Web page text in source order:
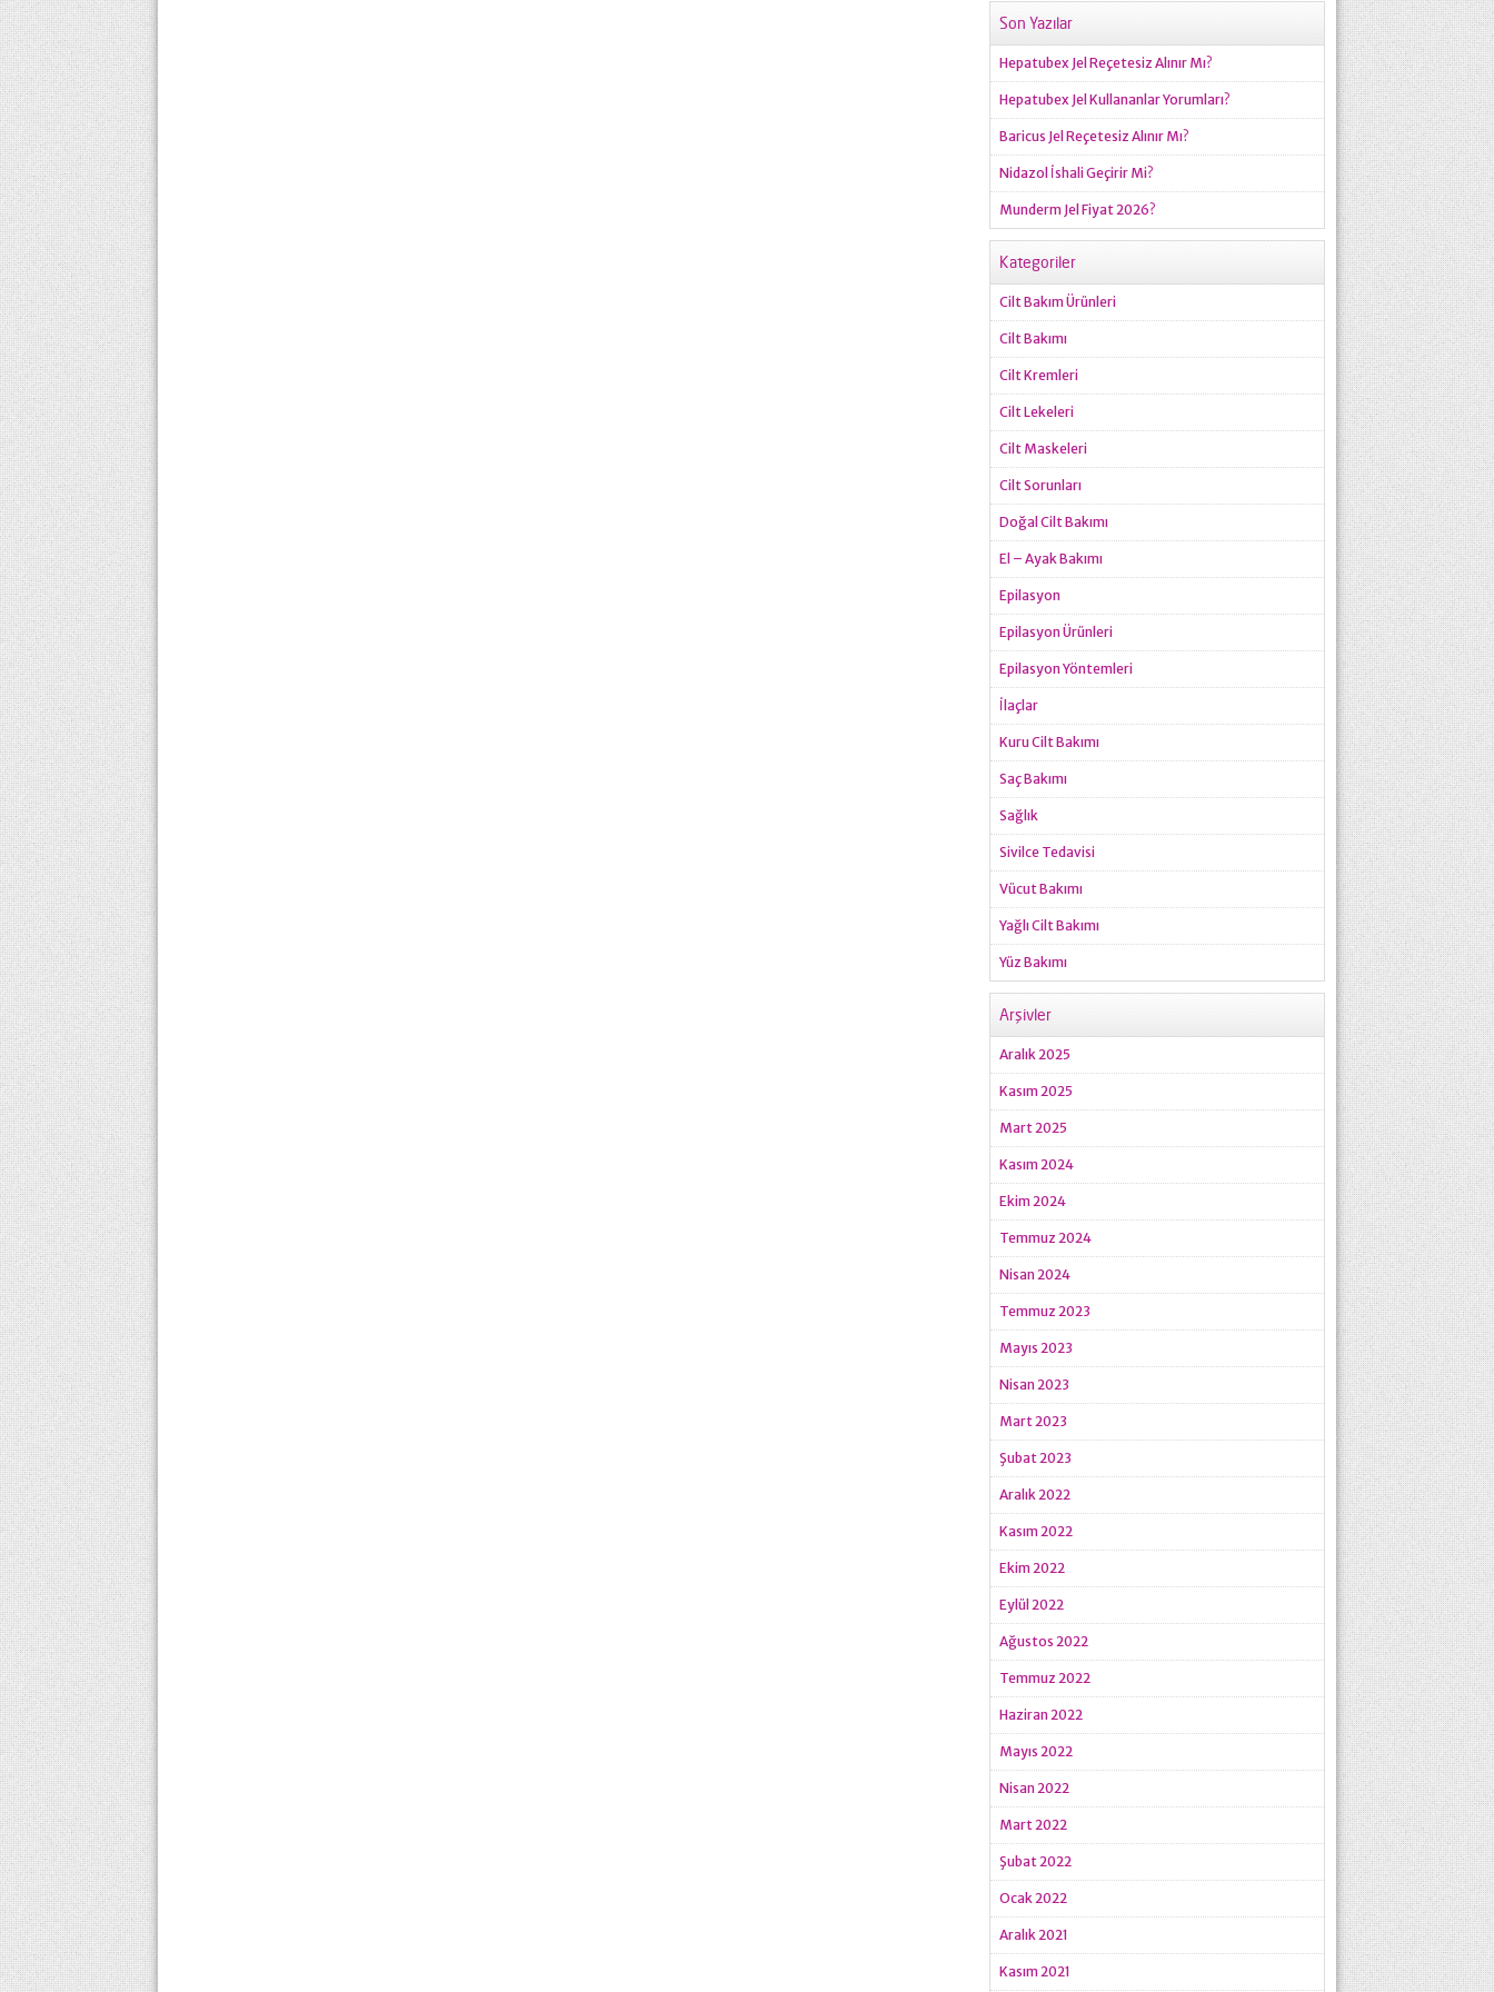
Son Yazılar
Hepatubex Jel Reçetesiz Alınır Mı?
Hepatubex Jel Kullananlar Yorumları?
Baricus Jel Reçetesiz Alınır Mı?
Nidazol İshali Geçirir Mi?
Munderm Jel Fiyat 2026?
Kategoriler
Cilt Bakım Ürünleri
Cilt Bakımı
Cilt Kremleri
Cilt Lekeleri
Cilt Maskeleri
Cilt Sorunları
Doğal Cilt Bakımı
El – Ayak Bakımı
Epilasyon
Epilasyon Ürünleri
Epilasyon Yöntemleri
İlaçlar
Kuru Cilt Bakımı
Saç Bakımı
Sağlık
Sivilce Tedavisi
Vücut Bakımı
Yağlı Cilt Bakımı
Yüz Bakımı
Arşivler
Aralık 2025
Kasım 2025
Mart 2025
Kasım 2024
Ekim 2024
Temmuz 2024
Nisan 2024
Temmuz 2023
Mayıs 2023
Nisan 2023
Mart 2023
Şubat 2023
Aralık 2022
Kasım 2022
Ekim 2022
Eylül 2022
Ağustos 2022
Temmuz 2022
Haziran 2022
Mayıs 2022
Nisan 2022
Mart 2022
Şubat 2022
Ocak 2022
Aralık 2021
Kasım 2021